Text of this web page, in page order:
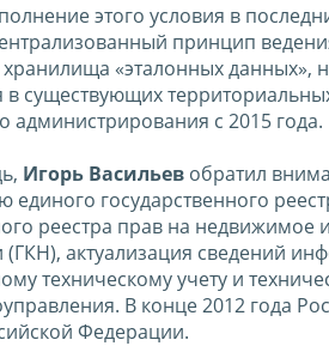
этого условия в
принцип
«эталонных данных»,
существующих
администрирования с 2015 года.
Игорь Васильев обратил
государственного
реестра прав на недвижимое
актуализация сведений
техническому учету и
В конце 2012 года
Федерации.